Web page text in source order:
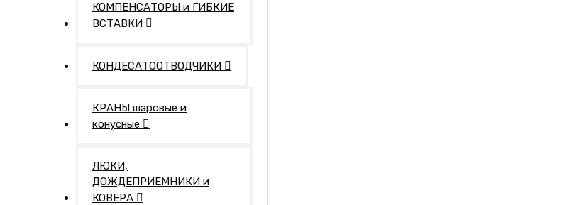
КОМПЕНСАТОРЫ и ГИБКИЕ
ВСТАВКИ
КОНДЕСАТООТВОДЧИКИ
КРАНЫ шаровые и
конусные
ЛЮКИ,
ДОЖДЕПРИЕМНИКИ и
КОВЕРА